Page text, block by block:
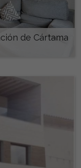
de Cártama